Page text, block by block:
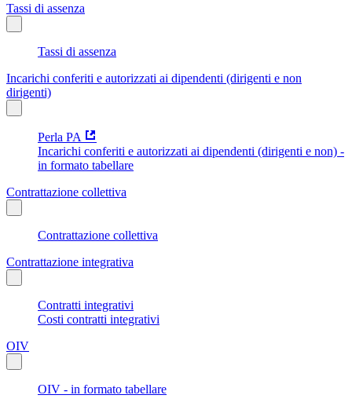
Tassi di assenza
Tassi di assenza
Incarichi conferiti e autorizzati ai dipendenti (dirigenti e non
dirigenti)
Perla PA
Incarichi conferiti e autorizzati ai dipendenti (dirigenti e non) -
in formato tabellare
Contrattazione collettiva
Contrattazione collettiva
Contrattazione integrativa
Contratti integrativi
Costi contratti integrativi
OIV
OIV - in formato tabellare